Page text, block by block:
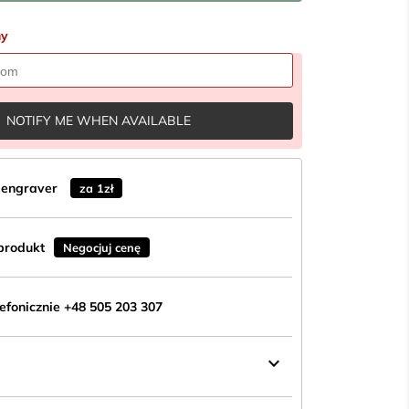
NOTIFY ME WHEN AVAILABLE
za 1zł
Negocjuj cenę
+48 505 203 307
keyboard_arrow_down